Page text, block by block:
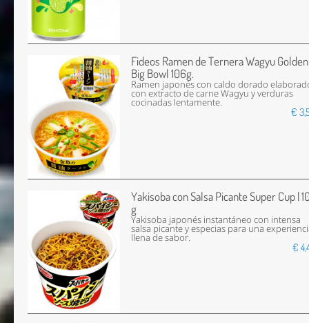
Fideos Ramen de Ternera Wagyu Golden
Big Bowl 106g.
Ramen japonés con caldo dorado
con extracto de carne Wagyu y verduras
cocinadas lentamente.
€
Yakisoba con Salsa Picante Super Cup |
g
Yakisoba japonés instantáneo con intensa
salsa picante y especias para una
llena de sabor.
€